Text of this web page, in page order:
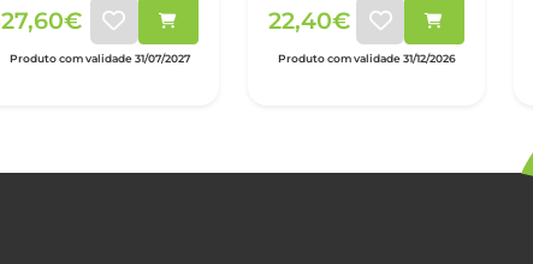
27,60€
Produto com validade 31/07/2027
22,40€
Produto com validade 31/12/2026